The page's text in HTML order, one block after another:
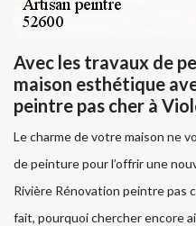
Avec les travaux de
maison esthétique
peintre pas cher à
Le charme de votre maison ne
de peinture pour l’offrir une
Rivière Rénovation peintre pas
fait, pourquoi chercher encore